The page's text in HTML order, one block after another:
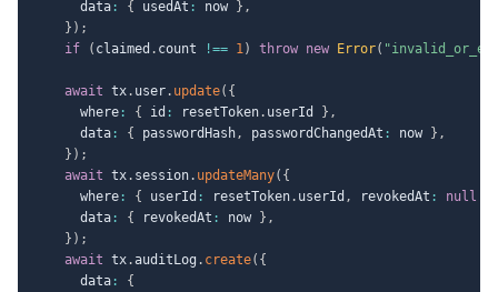
      data
: { usedAt : now } ,
} ) ;
if
( claimed . count !== 1) throw new Error(
await tx. user. update( {
      where
: { id : resetToken. userId } ,
      data
: { passwordHash, passwordChangedAt : now } ,
} ) ;
await tx. session. updateMany( {
      where
: { userId : resetToken. userId , revokedAt : null
      data
: { revokedAt : now } ,
} ) ;
await tx.auditLog . create( {
      data
:
{